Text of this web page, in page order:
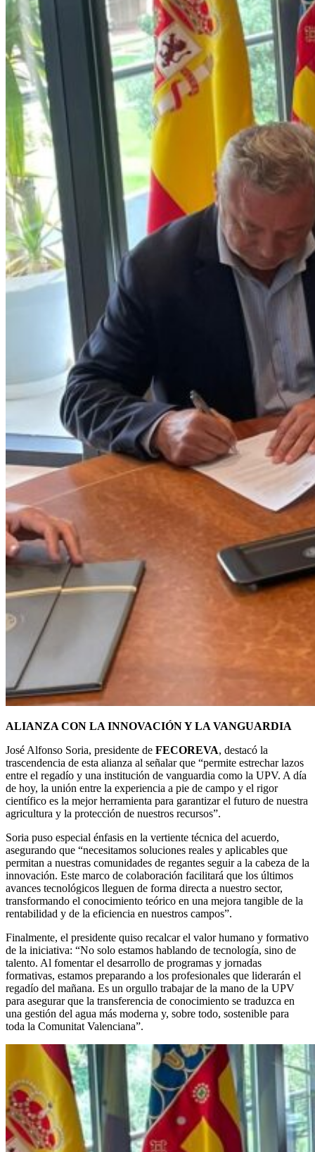
ALIANZA CON LA INNOVACIÓN Y LA VANGUARDIA
José Alfonso Soria, presidente de FECOREVA, destacó la
trascendencia de esta alianza al señalar que “permite estrechar lazos
entre el regadío y una institución de vanguardia como la UPV. A día
de hoy, la unión entre la experiencia a pie de campo y el rigor
científico es la mejor herramienta para garantizar el futuro de nuestra
agricultura y la protección de nuestros recursos”.
Soria puso especial énfasis en la vertiente técnica del acuerdo,
asegurando que “necesitamos soluciones reales y aplicables que
permitan a nuestras comunidades de regantes seguir a la cabeza de la
innovación. Este marco de colaboración facilitará que los últimos
avances tecnológicos lleguen de forma directa a nuestro sector,
transformando el conocimiento teórico en una mejora tangible de la
rentabilidad y de la eficiencia en nuestros campos”.
Finalmente, el presidente quiso recalcar el valor humano y formativo
de la iniciativa: “No solo estamos hablando de tecnología, sino de
talento. Al fomentar el desarrollo de programas y jornadas
formativas, estamos preparando a los profesionales que liderarán el
regadío del mañana. Es un orgullo trabajar de la mano de la UPV
para asegurar que la transferencia de conocimiento se traduzca en
una gestión del agua más moderna y, sobre todo, sostenible para
toda la Comunitat Valenciana”.